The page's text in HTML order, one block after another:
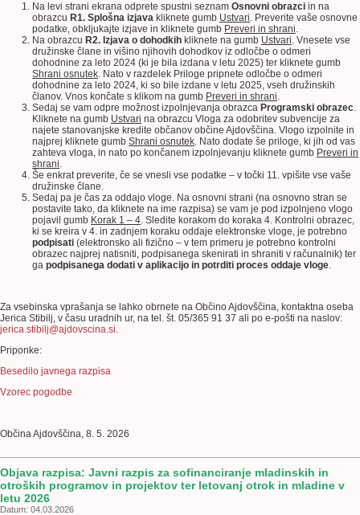
Na levi strani ekrana odprete spustni seznam Osnovni obrazci in na
obrazcu R1. Splošna izjava kliknete gumb Ustvari. Preverite vaše osnovne
podatke, obkljukajte izjave in kliknete gumb Preveri in shrani.
Na obrazcu R2. Izjava o dohodkih kliknete na gumb Ustvari. Vnesete vse
družinske člane in višino njihovih dohodkov iz odločbe o odmeri
dohodnine za leto 2024 (ki je bila izdana v letu 2025) ter kliknete gumb
Shrani osnutek. Nato v razdelek Priloge pripnete odločbe o odmeri
dohodnine za leto 2024, ki so bile izdane v letu 2025, vseh družinskih
članov. Vnos končate s klikom na gumb Preveri in shrani.
Sedaj se vam odpre možnost izpolnjevanja obrazca Programski obrazec.
Kliknete na gumb Ustvari na obrazcu Vloga za odobritev subvencije za
najete stanovanjske kredite občanov občine Ajdovščina. Vlogo izpolnite in
najprej kliknete gumb Shrani osnutek. Nato dodate še priloge, ki jih od vas
zahteva vloga, in nato po končanem izpolnjevanju kliknete gumb Preveri in
shrani.
Še enkrat preverite, če se vnesli vse podatke – v točki 11. vpišite vse vaše
družinske člane.
Sedaj pa je čas za oddajo vloge. Na osnovni strani (na osnovno stran se
postavite tako, da kliknete na ime razpisa) se vam je pod izpolnjeno vlogo
pojavil gumb Korak 1 – 4. Sledite korakom do koraka 4. Kontrolni obrazec,
ki se kreira v 4. in zadnjem koraku oddaje elektronske vloge, je potrebno
podpisati (elektronsko ali fizično – v tem primeru je potrebno kontrolni
obrazec najprej natisniti, podpisanega skenirati in shraniti v računalnik) ter
ga podpisanega dodati v aplikacijo in potrditi proces oddaje vloge.
Za vsebinska vprašanja se lahko obrnete na Občino Ajdovščina, kontaktna oseba
Jerica Stibilj, v času uradnih ur, na tel. št. 05/365 91 37 ali po e-pošti na naslov:
jerica.stibilj@ajdovscina.si.
Priponke:
Besedilo javnega razpisa
Vzorec pogodbe
Občina Ajdovščina, 8. 5. 2026
Objava razpisa: Javni razpis za sofinanciranje mladinskih in
otroških programov in projektov ter letovanj otrok in mladine v
letu 2026
Datum: 04.03.2026